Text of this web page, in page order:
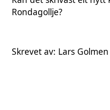
Rondagollje?
Skrevet av: Lars Golmen